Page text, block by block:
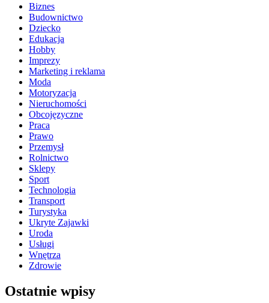
Biznes
Budownictwo
Dziecko
Edukacja
Hobby
Imprezy
Marketing i reklama
Moda
Motoryzacja
Nieruchomości
Obcojęzyczne
Praca
Prawo
Przemysł
Rolnictwo
Sklepy
Sport
Technologia
Transport
Turystyka
Ukryte Zajawki
Uroda
Usługi
Wnętrza
Zdrowie
Ostatnie wpisy